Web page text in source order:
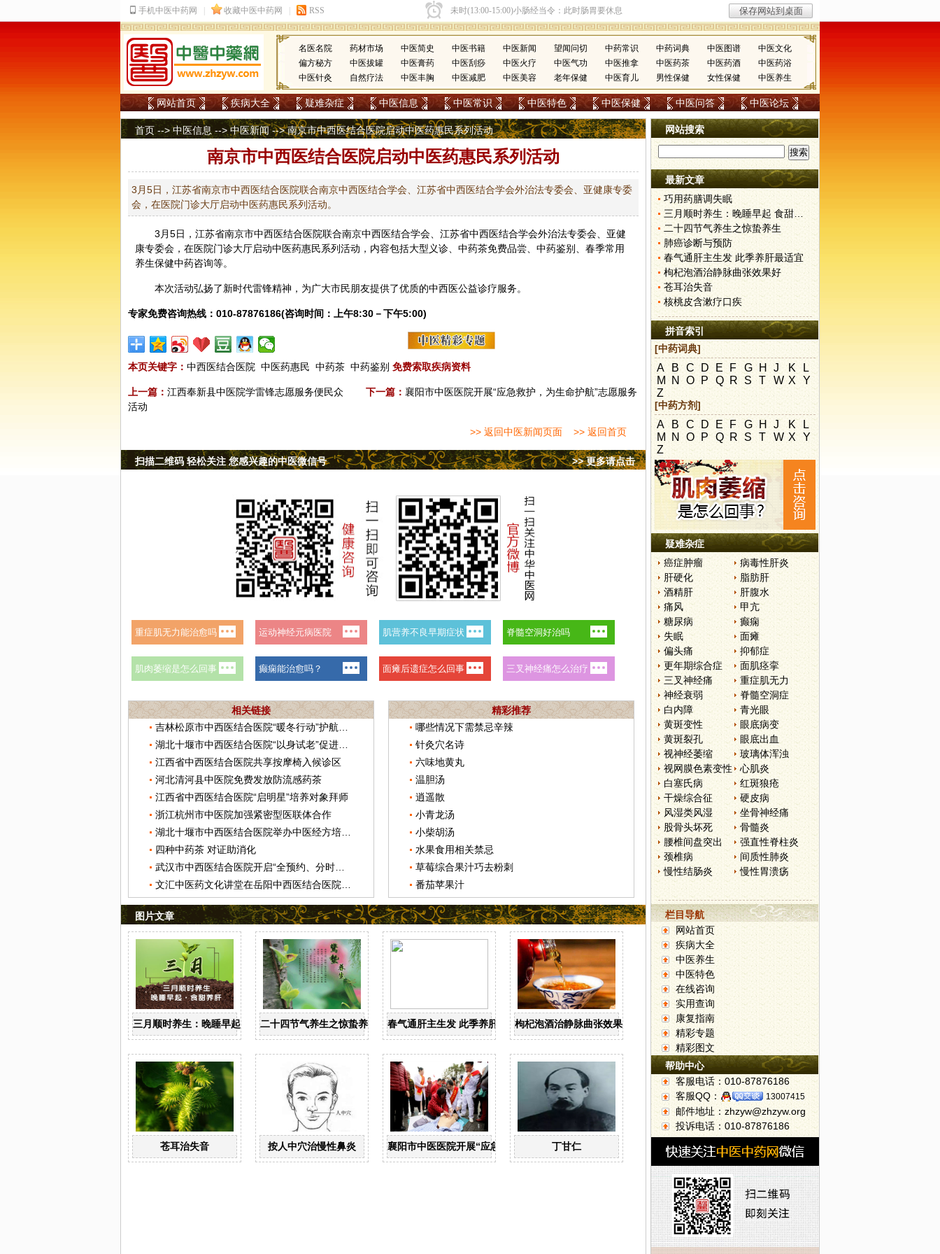
名医名院 药材市场 中医简史 中医书籍 中医新闻 望闻问切 中药常识 中药词典 中医图谱
中医文化
偏方秘方
中医拔罐 中医膏药 中医刮痧 中医火疗 中医气功 中医推拿 中医药茶 中医药酒
中医药浴
中医针灸
自然疗法 中医丰胸 中医减肥 中医美容 老年保健 中医育儿 男性保健 女性保健 中医养生
网站首页 疾病大全 疑难杂症 中医信息 中医常识 中医特色 中医保健 中医问答 中医论坛
首页 -->中医信息 -->中医新闻--> 南京市中西医结合医院启动中医药惠民系列活动
南京市中西医结合医院启动中医药惠民系列活动
3月5日，江苏省南京市中西医结合医院联合南京中西医结合学会、江苏省中西医结合学会外治法专委会、亚健康专委
会，在医院门诊大厅启动中医药惠民系列活动。
3月5日，江苏省南京市中西医结合医院联合南京中西医结合学会、江苏省中西医结合学会外治法专委会、亚健
康专委会，在医院门诊大厅启动中医药惠民系列活动，内容包括大型义诊、中药茶免费品尝、中药鉴别、春季常用
养生保健中药咨询等。
本次活动弘扬了新时代雷锋精神，为广大市民朋友提供了优质的中西医公益诊疗服务。
专家免费咨询热线：010-87876186(咨询时间：上午8:30－下午5:00)
本页关键字： 中西医结合医院 中医药惠民 中药茶 中药鉴别 免费索取疾病资料
上一篇： 江西奉新县中医院学雷锋志愿服务便民众 下一篇： 襄阳市中医医院开展“应急救护，为生命护航”志愿服务
活动
>> 返回中医新闻页面 >> 返回首页
>> 更多请点击
扫描二维码 轻松关注 您感兴趣的中医微信号
相关链接
江西省中西医结合医院共享按摩椅入候诊区
河北清河县中医院免费发放防流感药茶
江西省中西医结合医院“启明星”培养对象拜师
浙江杭州市中医院加强紧密型医联体合作
四种中药茶 对证助消化
精彩推荐
哪些情况下需禁忌辛辣
针灸穴名诗
六味地黄丸
温胆汤
逍遥散
小青龙汤
小柴胡汤
水果食用相关禁忌
草莓综合果汁巧去粉刺
番茄苹果汁
图片文章
三月顺时养生：晚睡早起 食甜养肝二十四节气养生之惊蛰养生 春气通肝主生发 此季养肝最适宜枸杞泡酒治静脉曲张效果好
苍耳治失音 按人中穴治慢性鼻炎 襄阳市中医医院开展“应急救护，为生命护航”志愿服务活动
丁甘仁
网站搜索
最新文章
巧用药膳调失眠
三月顺时养生：晚睡早起 食甜养肝
二十四节气养生之惊蛰养生
肺癌诊断与预防
春气通肝主生发 此季养肝最适宜
枸杞泡酒治静脉曲张效果好
苍耳治失音
核桃皮含漱疗口疾
拼音索引
[中药词典]
A B C D E F G H J K
L
M N O P Q R S T W X
Y
Z
[中药方剂]
A B C D E F G H J K
L
M N O P Q R S T W X
Y
Z
疑难杂症
癌症肿瘤
病毒性肝炎
肝硬化
脂肪肝
酒精肝
肝腹水
痛风
甲亢
糖尿病
癫痫
失眠
面瘫
偏头痛
抑郁症
更年期综合症
面肌痉挛
三叉神经痛
重症肌无力
神经衰弱
脊髓空洞症
白内障
青光眼
黄斑变性
眼底病变
黄斑裂孔
眼底出血
视神经萎缩
玻璃体浑浊
视网膜色素变性
心肌炎
白塞氏病
红斑狼疮
干燥综合征
硬皮病
风湿类风湿
坐骨神经痛
股骨头坏死
骨髓炎
腰椎间盘突出
强直性脊柱炎
颈椎病
间质性肺炎
慢性结肠炎
慢性胃溃疡
栏目导航
网站首页
疾病大全
中医养生
中医特色
在线咨询
实用查询
康复指南
精彩专题
精彩图文
帮助中心
客服电话：010-87876186
客服QQ：
13007415
邮件地址：zhzyw@zhzyw.org
投诉电话：010-87876186